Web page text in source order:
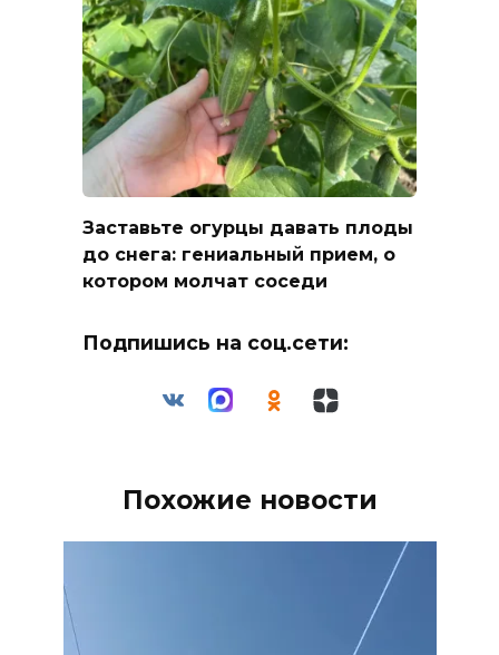
Заставьте огурцы давать плоды
до снега: гениальный прием, о
котором молчат соседи
Подпишись на соц.сети:
Похожие новости